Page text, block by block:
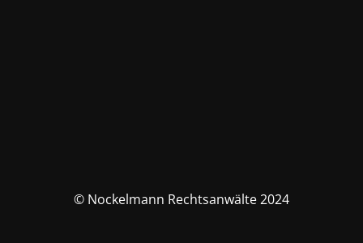
© Nockelmann Rechtsanwälte 2024